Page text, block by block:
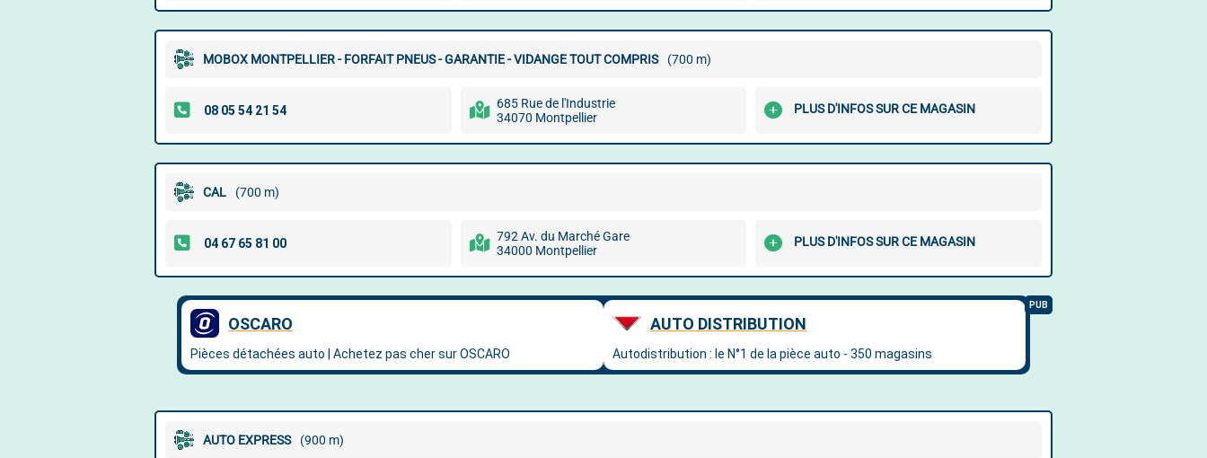
MOBOX MONTPELLIER - FORFAIT PNEUS - GARANTIE - VIDANGE TOUT COMPRIS (700 m)
685 Rue de l'Industrie
34070 Montpellier
PLUS D'INFOS SUR CE MAGASIN
CAL (700 m)
792 Av. du Marché Gare
34000 Montpellier
PLUS D'INFOS SUR CE MAGASIN
AUTO EXPRESS (900 m)